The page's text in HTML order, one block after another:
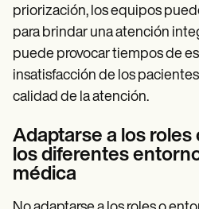
priorización, los equipos
para brindar una atención
puede provocar tiempos de
insatisfacción de los
calidad de la atención.
Adaptarse a los roles
los diferentes
médica